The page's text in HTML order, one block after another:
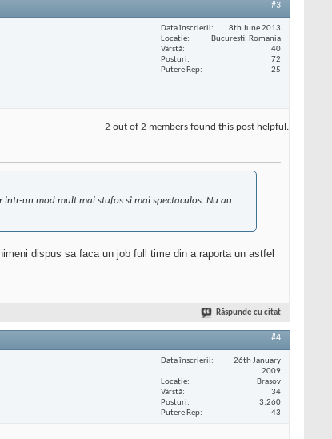
#3
Data înscrierii
8th June 2013
Locaţie
Bucuresti, Romania
Vârstă
40
Posturi
72
Putere Rep
25
2 out of 2 members found this post helpful.
un mod mult mai stufos si mai spectaculos. Nu au
dispus sa faca un job full time din a raporta un astfel
Răspunde cu citat
#4
Data înscrierii
26th January
2009
Locaţie
Brasov
Vârstă
34
Posturi
3.260
Putere Rep
43